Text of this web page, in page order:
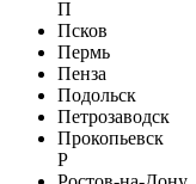
П
Псков
Пермь
Пенза
Подольск
Петрозаводск
Прокопьевск
Р